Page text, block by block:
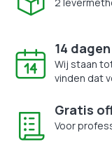
14
Wij staan
vinden dat
Gratis
Voor